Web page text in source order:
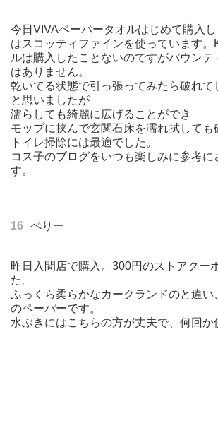
今日VIVAペーパータオルはじめて購入
はスコッティファインを使っています。
ルは購入したことないのですがバウン
はありません。
乾いてる状態で引っ張ってみたら破れて
と思いましたが
濡らしても綺麗に広げることができ
モップに挟んで玄関石床を濡れ拭しても
トイレ掃除には最適でした。
コス子のブログをいつも楽しみに参考に
す。
16 ぺりー
昨日入間店で購入。300円のストアクー
た。
ふっくら柔らかなカークランドのと違い
のペーパーです。
水ぶきにはこちらの方が丈夫で、何回か